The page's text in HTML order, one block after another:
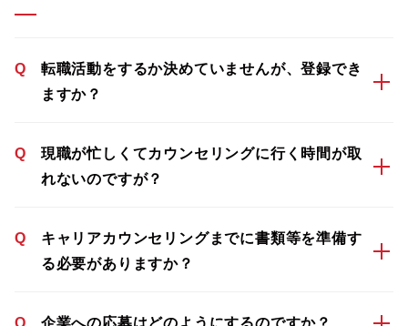
Q
転職活動をするか決めていませんが、登録でき
ますか？
Q
現職が忙しくてカウンセリングに行く時間が取
れないのですが？
Q
キャリアカウンセリングまでに書類等を準備す
る必要がありますか？
Q 企業への応募はどのようにするのですか？